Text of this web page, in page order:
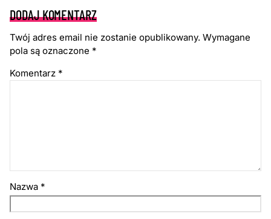
DODAJ KOMENTARZ
Twój adres email nie zostanie opublikowany. Wymagane
pola są oznaczone *
Komentarz *
Nazwa *